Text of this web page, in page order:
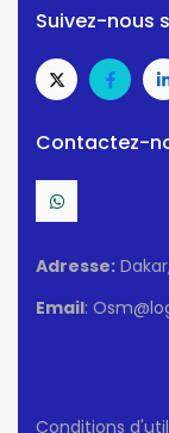
Suivez-nous
Contactez-
Adresse:
Email:
Conditions